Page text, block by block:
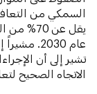
السمكي من
يقل عن
تشير إلى أن
الاتجاه الصحيح